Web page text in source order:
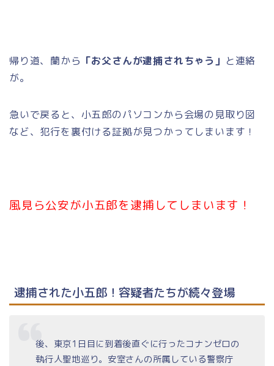
帰り道、蘭から 「お父さんが逮捕されちゃう」 と連絡
が。
急いで戻ると、小五郎のパソコンから会場の見取り図
など、犯行を裏付ける証拠が見つかってしまいます！
風見ら公安が小五郎を逮捕してしまいます！
逮捕された小五郎！容疑者たちが続々登場
後、東京1日目に到着後直ぐに行ったコナンゼロの
執行人聖地巡り。安室さんの所属している警察庁